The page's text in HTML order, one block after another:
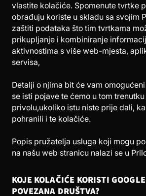
vlastite kolačiće. Spomenute tvrtke
obrađuju koriste u skladu sa svojim
zaštiti podataka što tim tvrtkama
prikupljanje i kombiniranje
aktivnostima s više web-mjesta,
servisa,
Detalji o njima bit će vam
se isti pojave te ćemo u tom
privolu,ukoliko istu niste prije dali,
pohranili i te kolačiće.
Popis pružatelja usluga koji mogu
na našu web stranicu nalazi se u
KOJE KOLAČIĆE KORISTI
POVEZANA DRUŠTVA?